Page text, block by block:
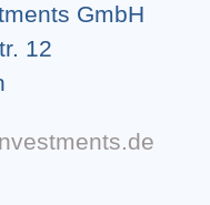
GmbH
12